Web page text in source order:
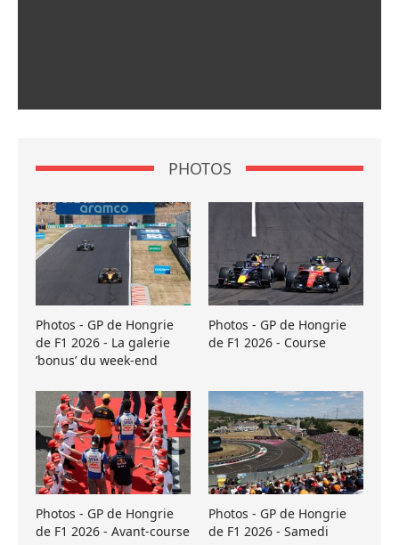
PHOTOS
Photos - GP de Hongrie
de F1 2026 - La galerie
’bonus’ du week-end
Photos - GP de Hongrie
de F1 2026 - Course
Photos - GP de Hongrie
de F1 2026 - Avant-course
Photos - GP de Hongrie
de F1 2026 - Samedi